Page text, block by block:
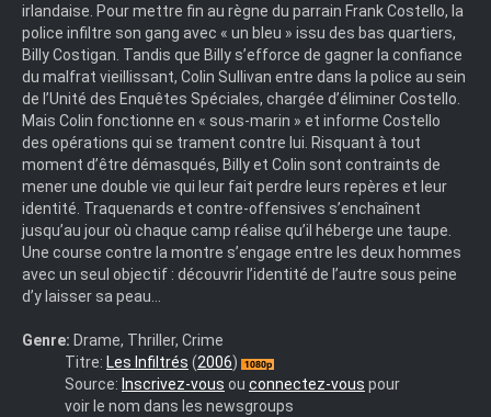
irlandaise. Pour mettre fin au règne du parrain Frank Costello, la
police infiltre son gang avec « un bleu » issu des bas quartiers,
Billy Costigan. Tandis que Billy s’efforce de gagner la confiance
du malfrat vieillissant, Colin Sullivan entre dans la police au sein
de l’Unité des Enquêtes Spéciales, chargée d’éliminer Costello.
Mais Colin fonctionne en « sous‑marin » et informe Costello
des opérations qui se trament contre lui. Risquant à tout
moment d’être démasqués, Billy et Colin sont contraints de
mener une double vie qui leur fait perdre leurs repères et leur
identité. Traquenards et contre‑offensives s’enchaînent
jusqu’au jour où chaque camp réalise qu’il héberge une taupe.
Une course contre la montre s’engage entre les deux hommes
avec un seul objectif : découvrir l’identité de l’autre sous peine
d’y laisser sa peau…
Genre: Drame, Thriller, Crime
(team-
hush.org
poste)
Titre: Les Infiltrés (2006)
Source: Inscrivez-vous ou connectez-vous pour
voir le nom dans les newsgroups